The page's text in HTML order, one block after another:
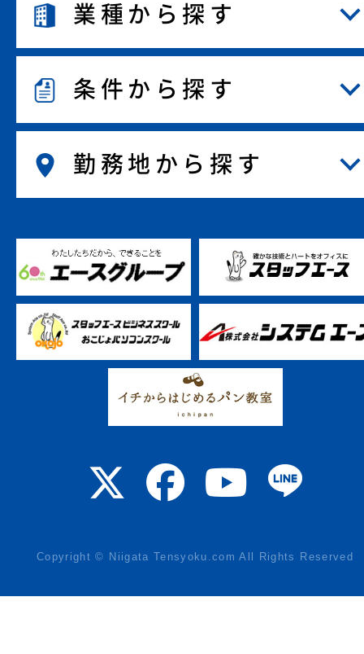
業種から探す
条件から探す
勤務地から探す
Copyright © Niigata Tensyoku.com All Rights Reserved